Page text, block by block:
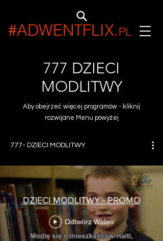
#ADWENTFLIX.PL
777 DZIECI
MODLITWY
Aby obejrzeć więcej programów - kliknij
rozwijane Menu powyżej
777- DZIECI MODLITWY
DZIECI MODLITWY - PROMO
Odtwórz Wideo